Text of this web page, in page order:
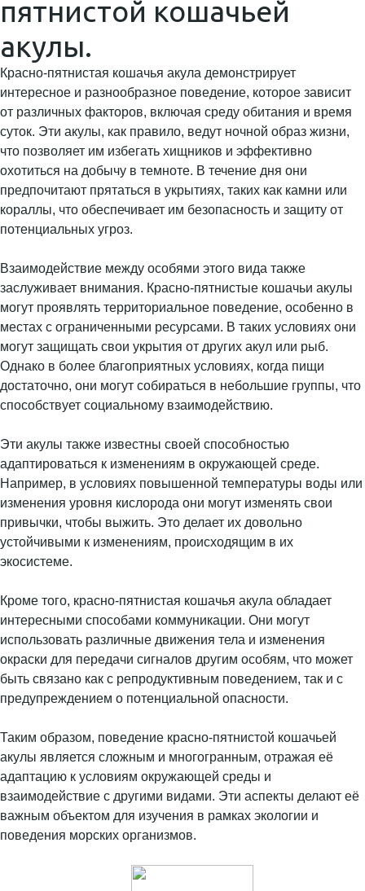
пятнистой кошачьей
акулы.
Красно-пятнистая кошачья акула демонстрирует
интересное и разнообразное поведение, которое зависит
от различных факторов, включая среду обитания и время
суток. Эти акулы, как правило, ведут ночной образ жизни,
что позволяет им избегать хищников и эффективно
охотиться на добычу в темноте. В течение дня они
предпочитают прятаться в укрытиях, таких как камни или
кораллы, что обеспечивает им безопасность и защиту от
потенциальных угроз.
Взаимодействие между особями этого вида также
заслуживает внимания. Красно-пятнистые кошачьи акулы
могут проявлять территориальное поведение, особенно в
местах с ограниченными ресурсами. В таких условиях они
могут защищать свои укрытия от других акул или рыб.
Однако в более благоприятных условиях, когда пищи
достаточно, они могут собираться в небольшие группы, что
способствует социальному взаимодействию.
Эти акулы также известны своей способностью
адаптироваться к изменениям в окружающей среде.
Например, в условиях повышенной температуры воды или
изменения уровня кислорода они могут изменять свои
привычки, чтобы выжить. Это делает их довольно
устойчивыми к изменениям, происходящим в их
экосистеме.
Кроме того, красно-пятнистая кошачья акула обладает
интересными способами коммуникации. Они могут
использовать различные движения тела и изменения
окраски для передачи сигналов другим особям, что может
быть связано как с репродуктивным поведением, так и с
предупреждением о потенциальной опасности.
Таким образом, поведение красно-пятнистой кошачьей
акулы является сложным и многогранным, отражая её
адаптацию к условиям окружающей среды и
взаимодействие с другими видами. Эти аспекты делают её
важным объектом для изучения в рамках экологии и
поведения морских организмов.